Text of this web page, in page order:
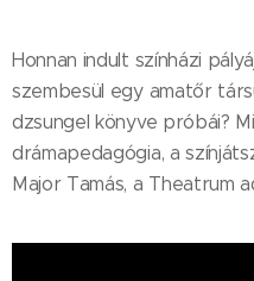
Honnan indult színházi
szembesül egy amatőr
dzsungel könyve próbái?
drámapedagógia, a
Major Tamás, a Theatrum